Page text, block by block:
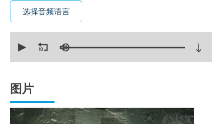
选择音频语言
seconds
seconds
图片